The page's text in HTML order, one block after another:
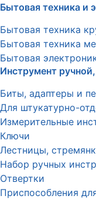
Бытовая техника и
Бытовая техника
Бытовая техника
Бытовая
Инструмент
Биты, адаптеры и
Для штукатурно-
Измерительные
Ключи
Лестницы,
Набор ручных
Отвертки
Приспособления